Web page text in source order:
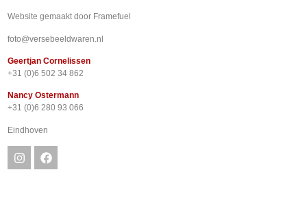
Website gemaakt door Framefuel
foto@versebeeldwaren.nl
Geertjan Cornelissen
+31 (0)6 502 34 862
Nancy Ostermann
+31 (0)6 280 93 066
Eindhoven